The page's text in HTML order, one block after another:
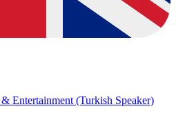
Entertainment (Turkish Speaker)